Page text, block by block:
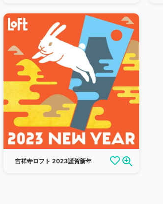
吉祥寺ロフト 2023謹賀新年